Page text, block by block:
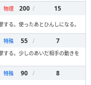
物理 200 / 15
る。使ったあとひんしになる。
特殊 55 / 7
する。少しのあいだ相手の動きを
特殊 90 / 8